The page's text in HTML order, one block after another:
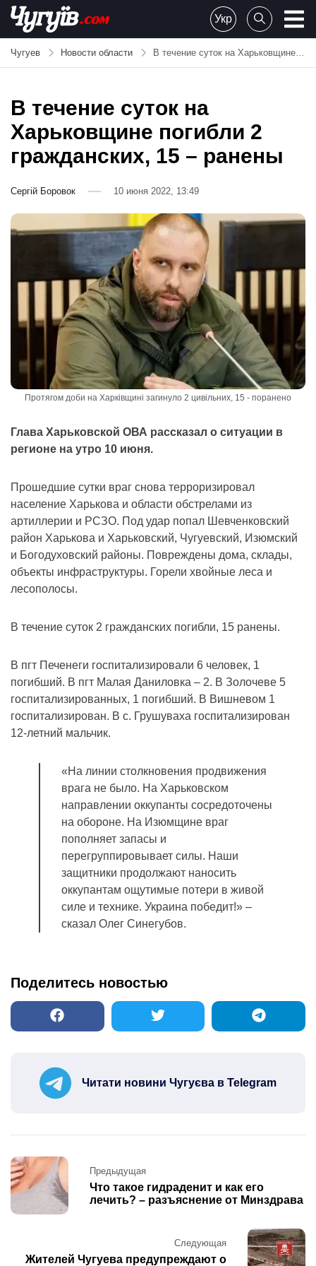
Skip
content
Chuguiv
Укр
Чугуев Новости области В течение суток на Харьковщине погибли 2 гражданских, 15 – ранены
В течение суток на
Харьковщине погибли 2
гражданских, 15 – ранены
Сергій Боровок 10 июня 2022, 13:49
Протягом доби на Харківщині загинуло 2 цивільних, 15 - поранено
Глава Харьковской ОВА рассказал о ситуации в
регионе на утро 10 июня.
Прошедшие сутки враг снова терроризировал
население Харькова и области обстрелами из
артиллерии и РСЗО. Под удар попал Шевченковский
район Харькова и Харьковский, Чугуевский, Изюмский
и Богодуховский районы. Повреждены дома, склады,
объекты инфраструктуры. Горели хвойные леса и
лесополосы.
В течение суток 2 гражданских погибли, 15 ранены.
В пгт Печенеги госпитализировали 6 человек, 1
погибший. В пгт Малая Даниловка – 2. В Золочеве 5
госпитализированных, 1 погибший. В Вишневом 1
госпитализирован. В с. Грушуваха госпитализирован
12-летний мальчик.
«На линии столкновения продвижения
врага не было. На Харьковском
направлении оккупанты сосредоточены
на обороне. На Изюмщине враг
пополняет запасы и
перегруппировывает силы. Наши
защитники продолжают наносить
оккупантам ощутимые потери в живой
силе и технике. Украина победит!» –
сказал Олег Синегубов.
Поделитесь новостью
Читати новини Чугуєва в Telegram
Post
navigation
Предыдущая
Что такое гидраденит и как его
лечить? – разъяснение от Минздрава
Следующая
Жителей Чугуева предупреждают о